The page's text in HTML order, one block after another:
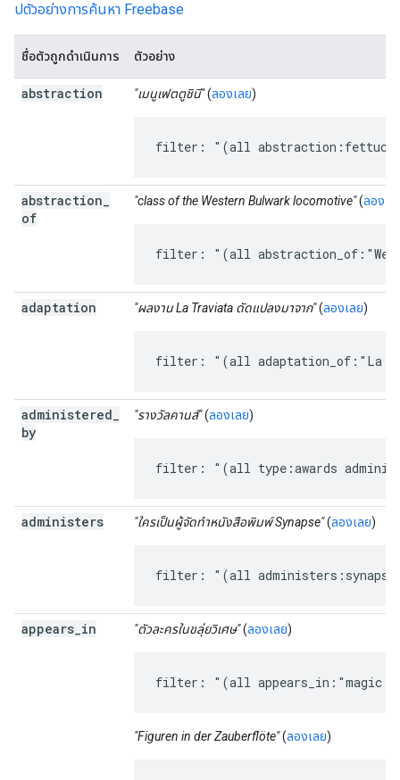
ปตัวอย่างการค้นหา Freebase
ชื่อตัวถูกดำเนินการ ตัวอย่าง
abstraction "เมนูเฟตตูชินี"(ลองเลย)
filter: "(all
abstraction
of
"class of the Western Bulwark locomotive"(ลองเล
filter: "(all
adaptation "ผลงาน La Traviata ดัดแปลงมาจาก"(ลองเลย)
filter: "(all adaptation_of:"La
administered
by
"รางวัลคานส์"(ลองเลย)
filter: "(all type:awards
administers "ใครเป็นผู้จัดทำหนังสือพิมพ์ Synapse"(ลองเลย)
filter: "(all
appears in "ตัวละครในขลุ่ยวิเศษ"(ลองเลย)
filter: "(all appears_in:"magic
"Figuren in der Zauberflöte"(ลองเลย)